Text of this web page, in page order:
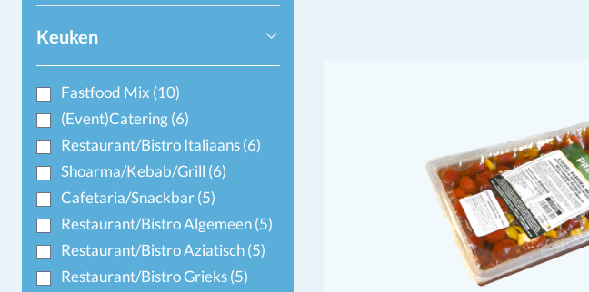
Keuken
Fastfood Mix (10)
(Event)Catering(6)
Restaurant/Bistro Italiaans(6)
Shoarma/Kebab/Grill (6)
Cafetaria/Snackbar(5)
Restaurant/Bistro Algemeen(5)
Restaurant/Bistro Aziatisch(5)
Restaurant/Bistro Grieks(5)